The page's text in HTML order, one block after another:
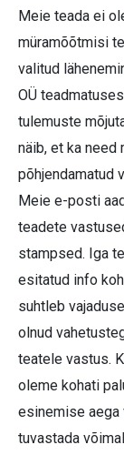
Meie teada ei
müramõõtmisi
valitud
OÜ
tulemuste
näib, et ka need
põhjendamatud
Meie e-posti
teadete
stampsed. Iga
esitatud info
suhtleb
olnud
teatele vastus.
oleme kohati
esinemise aega
tuvastada